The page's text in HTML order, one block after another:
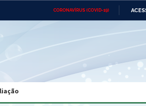
CORONAVÍRUS (COVID-19)
Ministério das
Ministério do Desenvolvimento
Regional
Advocacia-Geral da União Banco Central